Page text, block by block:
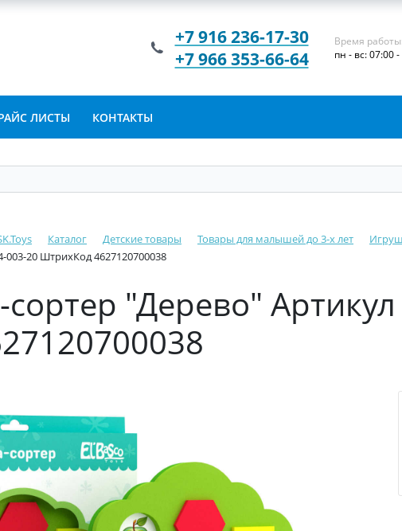
+7 916 236-17-30
+7 966 353-66-64
Время работы:
пн - вс: 07:00
ЛИСТЫ КОНТАКТЫ
Каталог Детские товары Товары для малышей до 3-х лет
003-20 ШтрихКод 4627120700038
"Дерево"